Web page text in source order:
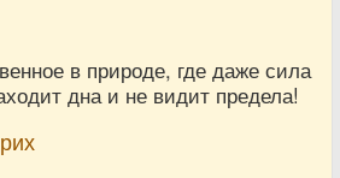
в природе, где даже сила
дна и не видит предела!